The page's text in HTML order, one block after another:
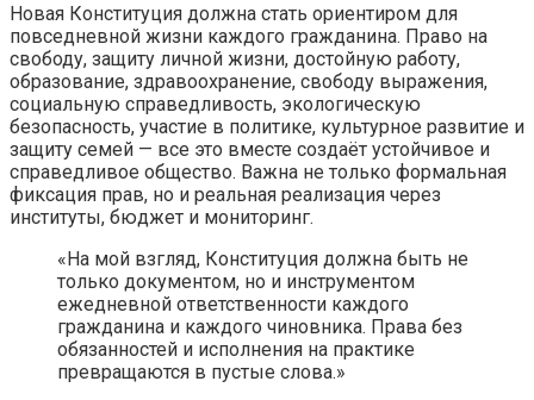
Новая Конституция должна стать ориентиром для
повседневной жизни каждого гражданина. Право на
свободу, защиту личной жизни, достойную работу,
образование, здравоохранение, свободу выражения,
социальную справедливость, экологическую
безопасность, участие в политике, культурное развитие и
защиту семей — все это вместе создаёт устойчивое и
справедливое общество. Важна не только формальная
фиксация прав, но и реальная реализация через
институты, бюджет и мониторинг.
«На мой взгляд, Конституция должна быть не
только документом, но и инструментом
ежедневной ответственности каждого
гражданина и каждого чиновника. Права без
обязанностей и исполнения на практике
превращаются в пустые слова.»